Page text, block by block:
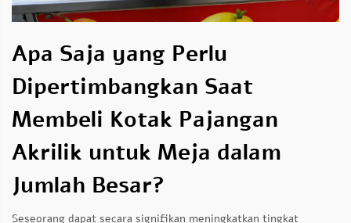
Apa Saja yang Perlu
Dipertimbangkan Saat
Membeli Kotak Pajangan
Akrilik untuk Meja dalam
Jumlah Besar?
Seseorang dapat secara signifikan meningkatkan tingkat